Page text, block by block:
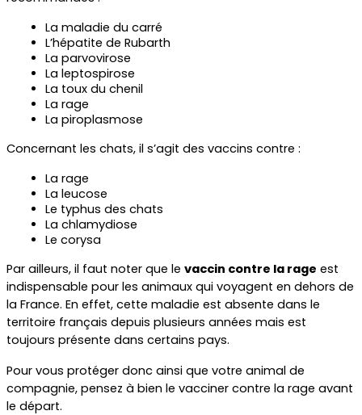
La maladie du carré
L’hépatite de Rubarth
La parvovirose
La leptospirose
La toux du chenil
La rage
La piroplasmose
Concernant les chats, il s’agit des vaccins contre :
La rage
La leucose
Le typhus des chats
La chlamydiose
Le corysa
Par ailleurs, il faut noter que le vaccin contre la rage est
indispensable pour les animaux qui voyagent en dehors de
la France. En effet, cette maladie est absente dans le
territoire français depuis plusieurs années mais est
toujours présente dans certains pays.
Pour vous protéger donc ainsi que votre animal de
compagnie, pensez à bien le vacciner contre la rage avant
le départ.